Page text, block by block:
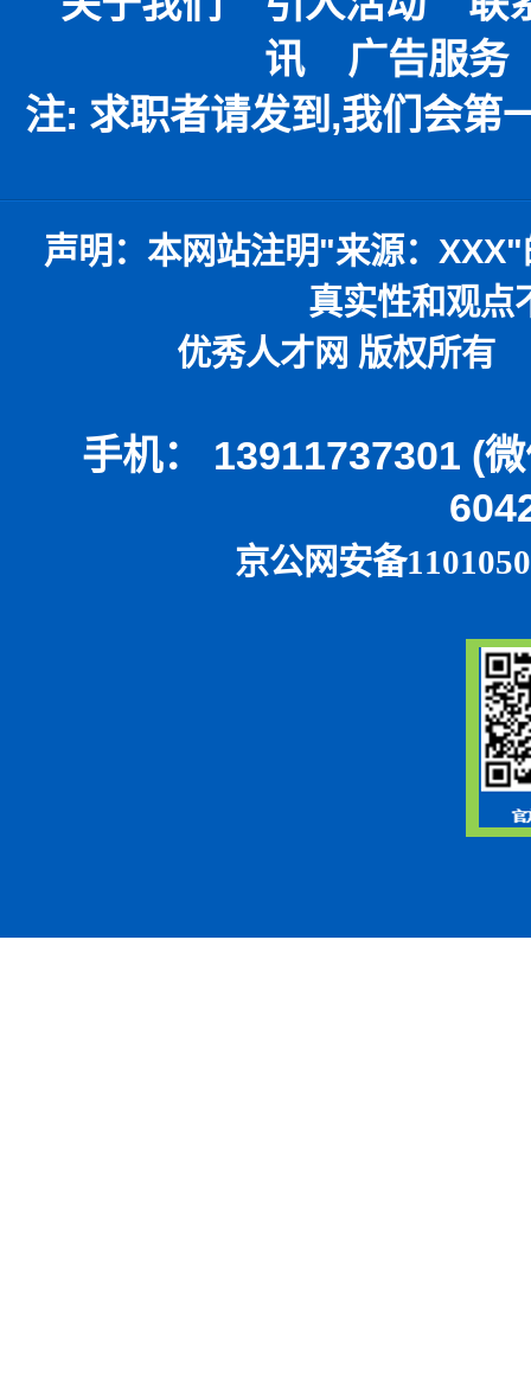
讯
广告服务
注: 求职者请发到,我们会第
声明：本网站注明"来源： XXX"
真实性和观点
优秀人才网 版权所有 本网
手机： 13911737301 (
京公网安备